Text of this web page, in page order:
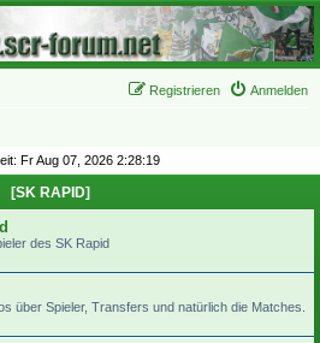
Anmelden
Registrieren
Fr Aug 07, 2026 2:28:19
[SK RAPID]
des SK Rapid
über Spieler, Transfers und natürlich die Matches.